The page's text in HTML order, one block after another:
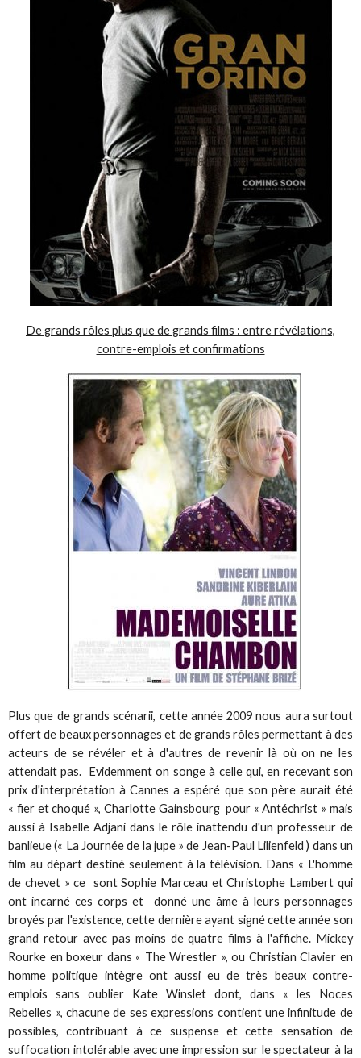
De grands rôles plus que de grands films : entre révélations,
contre-emplois et confirmations
Plus que de grands scénarii, cette année 2009 nous aura surtout
offert de beaux personnages et de grands rôles permettant à des
acteurs de se révéler et à d'autres de revenir là où on ne les
attendait pas. Evidemment on songe à celle qui, en recevant son
prix d'interprétation à Cannes a espéré que son père aurait été
« fier et choqué », Charlotte Gainsbourg pour « Antéchrist » mais
aussi à Isabelle Adjani dans le rôle inattendu d'un professeur de
banlieue (« La Journée de la jupe » de Jean-Paul Lilienfeld ) dans un
film au départ destiné seulement à la télévision. Dans « L'homme
de chevet » ce sont Sophie Marceau et Christophe Lambert qui
ont incarné ces corps et donné une âme à leurs personnages
broyés par l'existence, cette dernière ayant signé cette année son
grand retour avec pas moins de quatre films à l'affiche. Mickey
Rourke en boxeur dans « The Wrestler », ou Christian Clavier en
homme politique intègre ont aussi eu de très beaux contre-
emplois sans oublier Kate Winslet dont, dans « les Noces
Rebelles », chacune de ses expressions contient une infinitude de
possibles, contribuant à ce suspense et cette sensation de
suffocation intolérable avec une impression sur le spectateur à la